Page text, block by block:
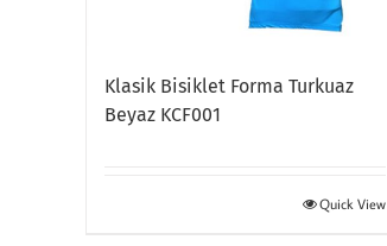
Klasik Bisiklet Forma Turkuaz
Beyaz KCF001
Quick View